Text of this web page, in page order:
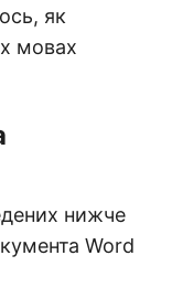
як
мовах
нижче
Word